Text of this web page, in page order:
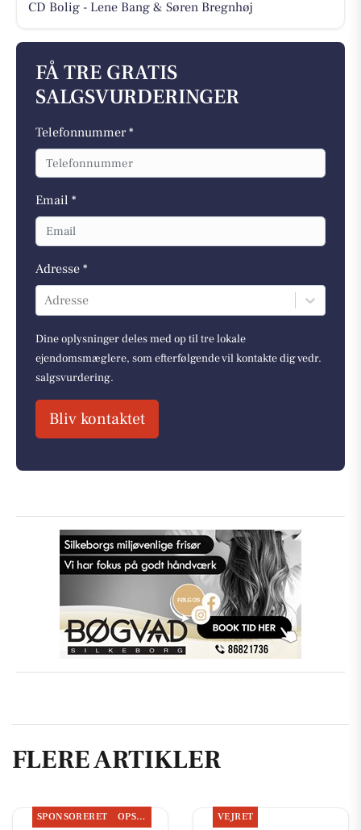
CD Bolig - Lene Bang & Søren Bregnhøj
FÅ TRE GRATIS
SALGSVURDERINGER
Telefonnummer *
Email *
Adresse *
Adresse
Dine oplysninger deles med op til tre lokale
ejendomsmæglere, som efterfølgende vil kontakte dig vedr.
salgsvurdering.
Bliv kontaktet
FLERE ARTIKLER
SPONSORERET OPSLAGSTAVLEN VEJRET